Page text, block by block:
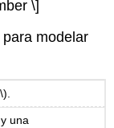
\]
modelar
una